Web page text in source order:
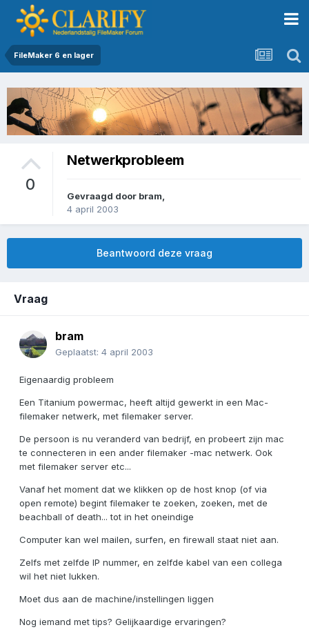
FileMaker 6 en lager
0
Netwerkprobleem
Gevraagd door bram
4 april 2003
Beantwoord deze vraag
Vraag
bram
Geplaatst: 4 april 2003
Eigenaardig probleem
Een Titanium powermac, heeft altijd gewerkt in een Mac-
filemaker netwerk, met filemaker server.
De persoon is nu veranderd van bedrijf, en probeert zijn mac
te connecteren in een ander filemaker -mac netwerk. Ook
met filemaker server etc...
Vanaf het moment dat we klikken op de host knop (of via
open remote) begint filemaker te zoeken, zoeken, met de
beachball of death... tot in het oneindige
Computer kan wel mailen, surfen, en firewall staat niet aan.
Zelfs met zelfde IP nummer, en zelfde kabel van een collega
wil het niet lukken.
Moet dus aan de machine/instellingen liggen
Nog iemand met tips? Gelijkaardige ervaringen?